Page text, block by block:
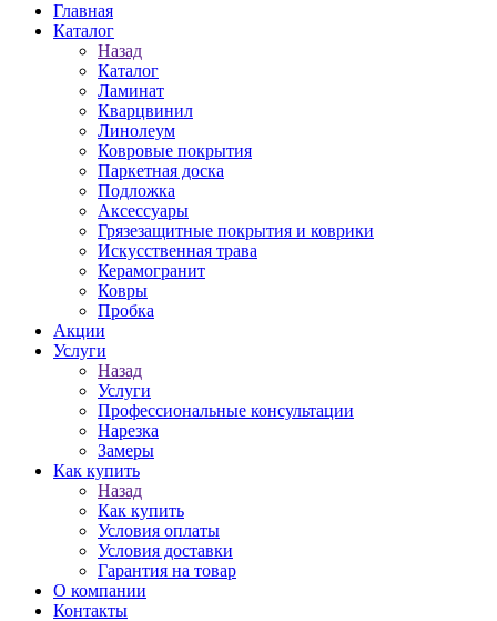
Главная
Каталог
Назад
Каталог
Ламинат
Кварцвинил
Линолеум
Ковровые покрытия
Паркетная доска
Подложка
Аксессуары
Грязезащитные покрытия и коврики
Искусственная трава
Керамогранит
Ковры
Пробка
Акции
Услуги
Назад
Услуги
Профессиональные консультации
Нарезка
Замеры
Как купить
Назад
Как купить
Условия оплаты
Условия доставки
Гарантия на товар
О компании
Контакты